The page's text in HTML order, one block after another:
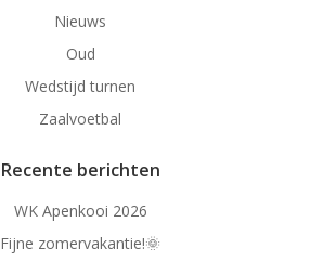
Nieuws
Oud
Wedstijd turnen
Zaalvoetbal
Recente berichten
WK Apenkooi 2026
Fijne zomervakantie!🌞